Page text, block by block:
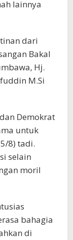
lainnya
dari
Bakal
Hj.
M.Si
Demokrat
untuk
8) tadi.
selain
moril
bahagia
di